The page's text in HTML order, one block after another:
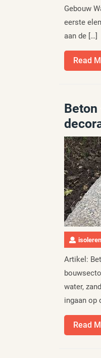
Gebouw
eerste
aan de […]
Read
Artikel:
water,
ingaan op
Read